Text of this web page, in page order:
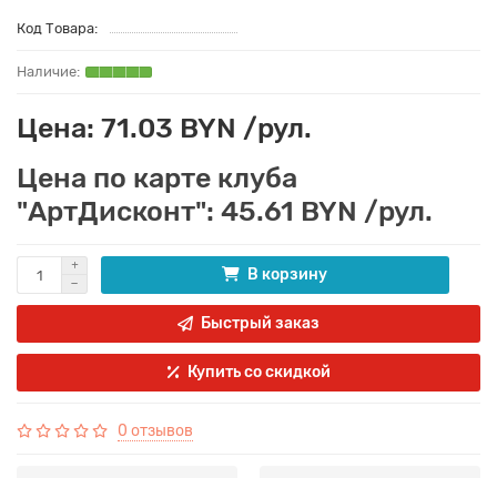
Код Товара:
Цена: 71.03 BYN /рул.
Цена по карте клуба
"АртДисконт": 45.61 BYN /рул.
В корзину
Быстрый заказ
Купить со скидкой
0 отзывов